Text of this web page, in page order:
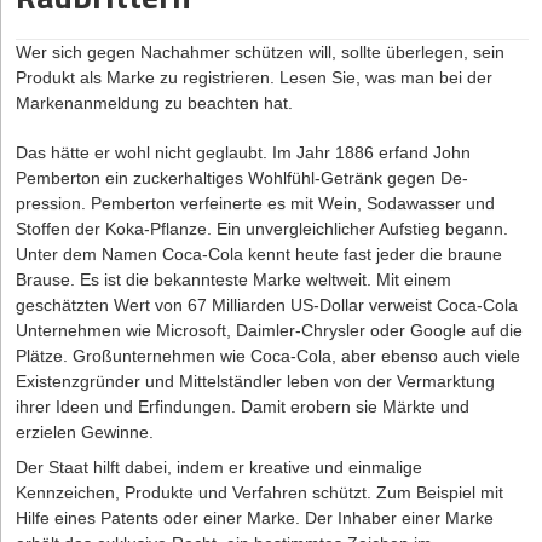
es dazu Anregungen von Parteien, doch im Bundestagsausschuss
kam es dann zu keiner Einigung.
an die Europäische Arbeitszeitrichtlinien anzugleichen. Konkrete
Ideen sind, statt tägliche Höchstarbeitsstunden wöchentliche
Grenzen bei der Arbeitszeit einzuführen. Alternativ könnten die
täglichen Höchstgrenzen erhöht werden, ohne gleichzeitig die
wöchentliche Arbeitszeit hochzuschrauben. Beide Ansätze
verhindern die dauerhafte Überlastung von Mitarbeitern. Und sie
erhöhen die Flexibilität für Betriebe, zum Beispiel wenn es in
Phasen kurzzeitig viel zu tun gibt. Noch scheinen nicht alle
Bundestagsfraktionen bereit für den Wandel zu sein. Klar ist aber:
Früher oder später wird es Änderung beim Arbeitszeitgesetz
geben müssen, um dem digitalen Zeitalter zu gerecht zu werden.
Weniger Stunden, mehr Produktivität – möglich für Gründer?
Die engen Grenzen des Arbeitszeitgesetzes werden von Gründern
nicht selten als hinderlich empfunden. Doch es gibt auch ganz
Wichtig ist es, dass für die Gewährleistung die gesetzlichen Regeln
wesentlich einschränkt. Viele Hersteller versuchen, die
Gewährleistungsfrist auf ein Jahr ab Warenauslieferung zu
beschränken, was über allgemeine Geschäftsbedingungen im
es sich zu verhandeln, denn günstiger ist es für den Einkäufer,
wenn die Gewährleistungsfrist von den gesetzlich vorgesehenen
zwei Jahren bestehen bleibt oder sogar auf drei Jahre verlängert
wird, was zulässig ist. Insgesamt empfiehlt sich beim regelmäßigen
Bezug größerer Warenmengen ein sehr gut verhandelter
individueller Rahmenliefervertrag, um für den Einkäufer ungünstige
Verkaufsbedingungen des Herstellers, Lieferanten oder
Großhändlers wegzuverhandeln.
Wer sich gegen Nachahmer schützen will, sollte überlegen, sein
Produkt als Marke zu registrieren. Lesen Sie, was man bei der
Markenanmeldung zu beachten hat.
Das hätte er wohl nicht geglaubt. Im Jahr 1886 erfand John
Pemberton ein zuckerhaltiges Wohlfühl-Getränk gegen De­
pression. Pemberton verfeinerte es mit Wein, Sodawasser und
Stoffen der Koka-Pflanze. Ein unvergleichlicher Aufstieg begann.
Unter dem Namen Coca-Cola kennt heute fast jeder die braune
Brause. Es ist die bekannteste Marke weltweit. Mit einem
geschätzten Wert von 67 Milliarden US-Dollar verweist Coca-Cola
Unternehmen wie Microsoft, Daimler-Chrysler oder Google auf die
Plätze. Großunternehmen wie Coca-Cola, aber ebenso auch viele
Existenzgründer und Mittelständler leben von der Vermarktung
ihrer Ideen und Erfindungen. Damit erobern sie Märkte und
erzielen Gewinne.
Der Staat hilft dabei, indem er kreative und einmalige
Kennzeichen, Produkte und Verfahren schützt. Zum Beispiel mit
Hilfe eines Patents oder einer Marke. Der Inhaber einer Marke